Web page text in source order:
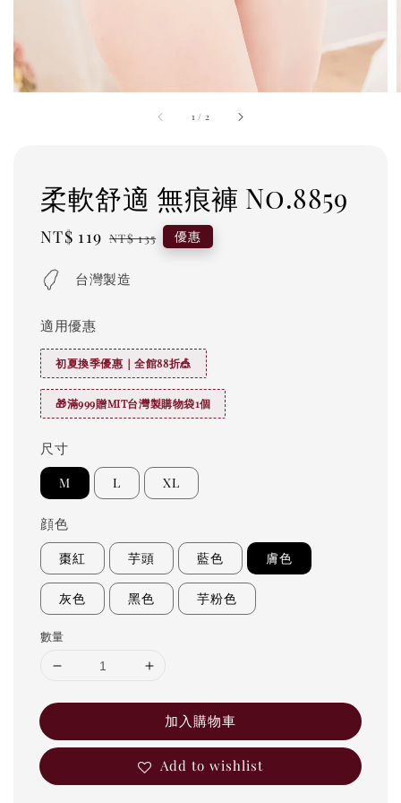
1 / 2
柔軟舒適 無痕褲 No.8859
Sale
NT$ 119 Regular
NT$ 135 優惠
台灣製造
適用優惠
初夏換季優惠｜全館88折🎪
🎁滿999贈MIT台灣製購物袋1個
尺寸
M L XL
顔色
棗紅 芋頭 藍色 膚色
灰色 黑色 芋粉色
數量
加入購物車
Add to wishlist